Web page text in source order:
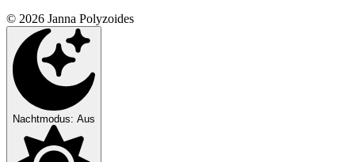
© 2026 Janna Polyzoides
Nachtmodus: Aus